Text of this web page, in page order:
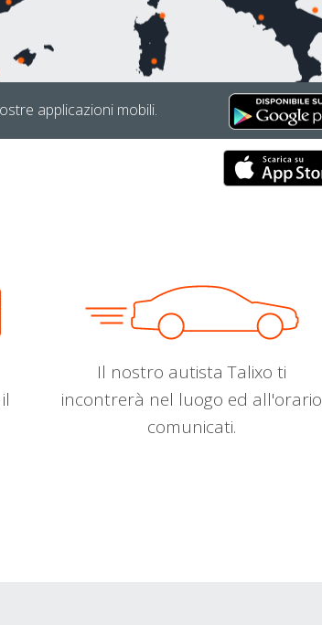
applicazioni mobili.
Il nostro autista Talixo ti
incontrerà nel luogo ed all'orario
comunicati.